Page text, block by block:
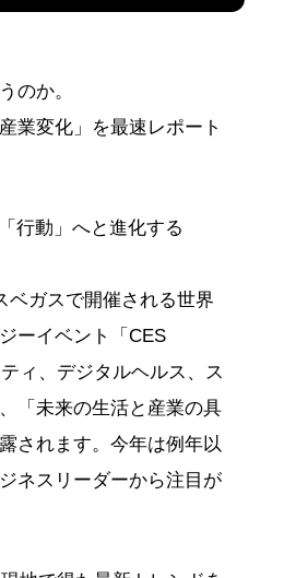
のか。
業変化」を最速レポート
行動」へと進化する
ベガスで開催される世界
ーイベント「CES
ィ、デジタルヘルス、ス
「未来の生活と産業の具
されます。今年は例年以
ネスリーダーから注目が